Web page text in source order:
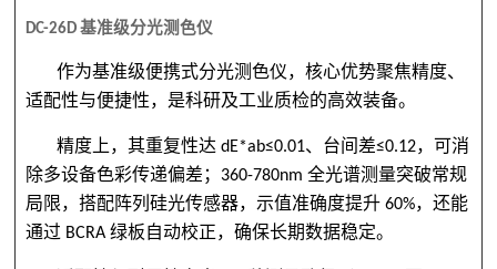
DC-26D基准级分光测色仪
作为基准级便携式分光测色仪，核心优势聚焦精度、
适配性与便捷性，是科研及工业质检的高效装备。
精度上，其重复性达 dE*ab≤0.01、台间差≤0.12，可消
除多设备色彩传递偏差； 360-780nm全光谱测量突破常规
局限，搭配阵列硅光传感器，示值准确度提升60%，还能
通过 BCRA绿板自动校正，确保长期数据稳定。